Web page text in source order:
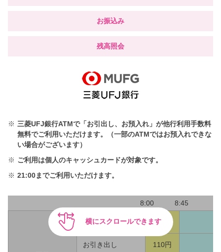
お振込み
残高照会
※ 三菱UFJ銀行ATMで「お引出し、お預入れ」が他行利用手数料
無料でご利用いただけます。（一部のATMではお預入れできな
い場合がございます）
※ ご利用は個人のキャッシュカードが対象です。
※ 21:00までご利用いただけます。
8:00 8:45
お預入れ 110円
お引き出し 110円
横にスクロールできます